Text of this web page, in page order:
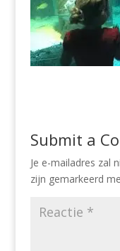
Submit a
Je e-mailadres zal
zijn gemarkeerd